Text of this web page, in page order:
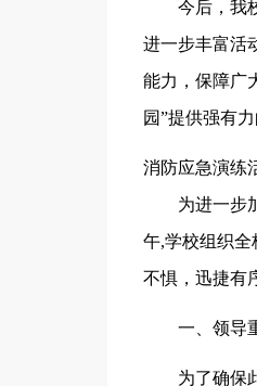
今后，我
进一步丰富活
能力，保障广
园”提供强有力
消防应急演练
为进一步
午,学校组织
不惧，迅捷有
一、领导
为了确保